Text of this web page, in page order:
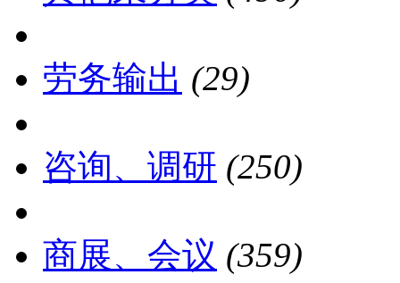
劳务输出 (29)
咨询、调研 (250)
商展、会议 (359)